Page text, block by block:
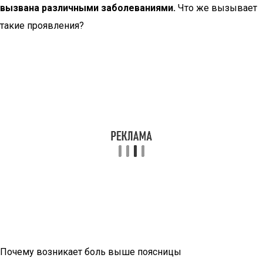
вызвана различными заболеваниями. Что же вызывает
такие проявления?
Почему возникает боль выше поясницы